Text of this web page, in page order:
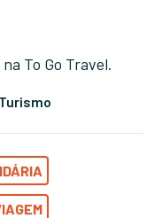
To Go Travel.